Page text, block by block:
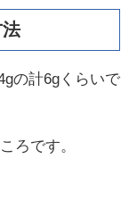
の計6gくらいで
ろです。